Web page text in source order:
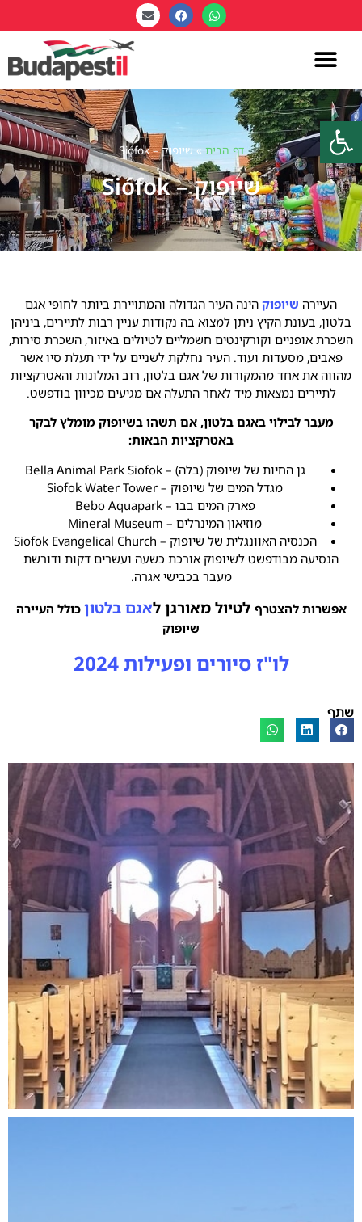
פתח סרגל נגישות
דף הבית » שיופוק – Siófok
שיופוק – Siófok
העיירה שיופוק הינה העיר הגדולה והמתויירת ביותר לחופי אגם
בלטון, בעונת הקיץ ניתן למצוא בה נקודות עניין רבות לתיירים, ביניהן
השכרת אופניים וקורקינטים חשמליים לטיולים באיזור, השכרת סירות,
פאבים, מסעדות ועוד. העיר נחלקת לשניים על ידי תעלת סיו אשר
מהווה את אחד מהמקורות של אגם בלטון, רוב המלונות והאטרקציות
לתיירים נמצאות מיד לאחר התעלה אם מגיעים מכיוון בודפשט.
מעבר לבילוי באגם בלטון, אם תשהו בשיופוק מומלץ לבקר
באטרקציות הבאות:
גן החיות של שיופוק (בלה) – Bella Animal Park Siofok
מגדל המים של שיופוק – Siofok Water Tower
פארק המים בבו – Bebo Aquapark
מוזיאון המינרלים – Mineral Museum
הכנסיה האוונגלית של שיופוק – Siofok Evangelical Church
הנסיעה מבודפשט לשיופוק אורכת כשעה ועשרים דקות ודורשת
מעבר בכבישי אגרה.
אפשרות להצטרף לטיול מאורגן לאגם בלטון כולל העיירה
שיופוק
לו"ז סיורים ופעילות 2024
שתף